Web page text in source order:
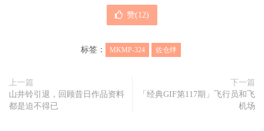
公布后，也让人很是意外，因为这真的是一
暴雨的话，该作也只能用淅淅沥沥、和风细雨来形容。
虽然刚开始非常费解，但经过思考，福禄得出了答案。片商
赞(12)
标签： MKMP-324 佐仓绊
上一篇
山井铃引退，回顾昔日作品资料
都是迫不得已
下一篇
「经典GIF第117期」飞行员和飞
机场